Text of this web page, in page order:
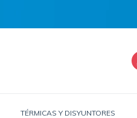
TÉRMICAS Y DISYUNTORES